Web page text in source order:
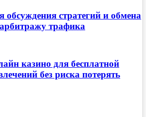
обсуждения стратегий и обмена
трафика
казино для бесплатной
без риска потерять